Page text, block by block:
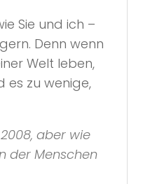
Sie und ich –
Denn wenn
Welt leben,
es zu wenige,
aber wie
der Menschen